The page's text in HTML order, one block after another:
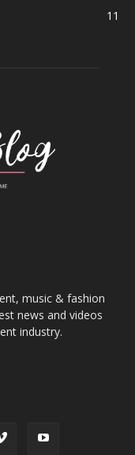
11
music & fashion
news and videos
industry.